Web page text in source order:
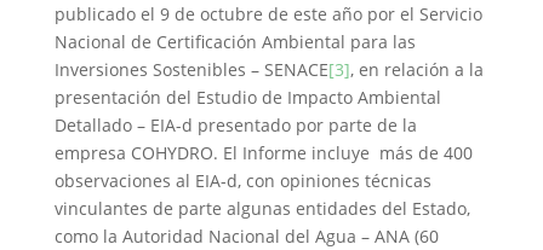
publicado el 9 de octubre de este año por el Servicio
Nacional de Certificación Ambiental para las
Inversiones Sostenibles – SENACE[3], en relación a la
presentación del Estudio de Impacto Ambiental
Detallado – EIA-d presentado por parte de la
empresa COHYDRO. El Informe incluye más de 400
observaciones al EIA-d, con opiniones técnicas
vinculantes de parte algunas entidades del Estado,
como la Autoridad Nacional del Agua – ANA (60